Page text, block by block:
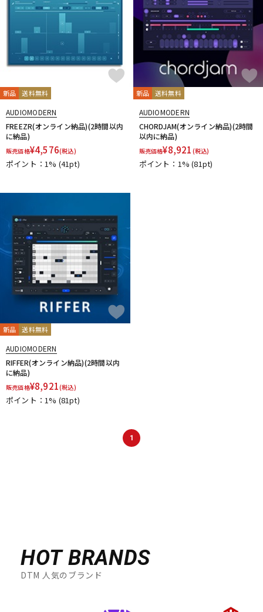
新品 送料無料
AUDIOMODERN
FREEZR(オンライン納品)(2時間以内
に納品)
販売価格¥4,576(税込)
ポイント：1% (41pt)
新品 送料無料
AUDIOMODERN
CHORDJAM(オンライン納品)(2時間
以内に納品)
販売価格¥8,921 (税込)
ポイント：1%(81pt)
新品 送料無料
AUDIOMODERN
RIFFER(オンライン納品)(2時間以内
に納品)
販売価格¥8,921(税込)
ポイント：1% (81pt)
1
HOT BRANDS
DTM 人気のブランド